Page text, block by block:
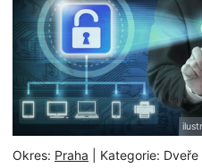
Okres: Praha | Kategorie: